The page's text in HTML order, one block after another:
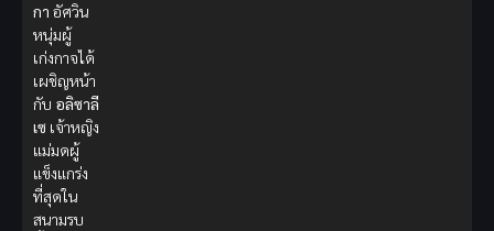
กา อัศวิน
หนุ่มผู้
เก่งกาจได้
เผชิญหน้า
กับ อลิซาลี
เซ เจ้าหญิง
แม่มดผู้
แข็งแกร่ง
ที่สุดใน
สนามรบ